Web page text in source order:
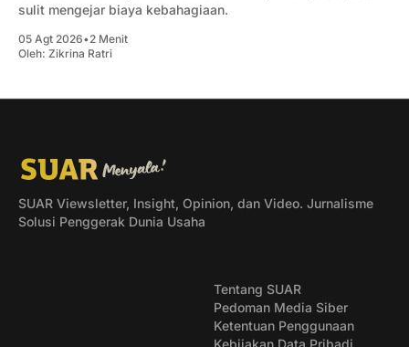
sulit mengejar biaya kebahagiaan.
05 Agt 2026•2 Menit
Oleh: Zikrina Ratri
SUAR Viewsletter, Insight, Opinion, dan Video. Jurnalisme
Solusi Penggerak Dunia Usaha
Tentang SUAR
Pedoman Media Siber
Ketentuan Penggunaan
Kebijakan Data Pribadi